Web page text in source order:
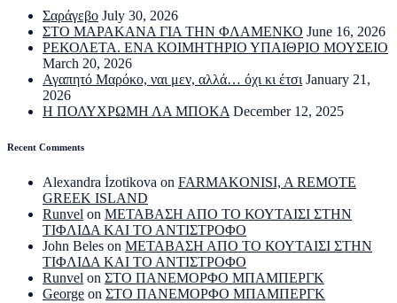
Σαράγεβο July 30, 2026
ΣΤΟ ΜΑΡΑΚΑΝΑ ΓΙΑ ΤΗΝ ΦΛΑΜΕΝΚΟ June 16, 2026
ΡΕΚΟΛΕΤΑ. ΕΝΑ ΚΟΙΜΗΤΗΡΙΟ ΥΠΑΙΘΡΙΟ ΜΟΥΣΕΙΟ
March 20, 2026
Αγαπητό Μαρόκο, ναι μεν, αλλά… όχι κι έτσι January 21,
2026
Η ΠΟΛΥΧΡΩΜΗ ΛΑ ΜΠΟΚΑ December 12, 2025
Recent Comments
Alexandra İzotikova on FARMAKONISI, A REMOTE
GREEK ISLAND
Runvel on ΜΕΤΑΒΑΣΗ ΑΠΟ ΤΟ ΚΟΥΤΑΙΣΙ ΣΤΗΝ
ΤΙΦΛΙΔΑ ΚΑΙ ΤΟ ΑΝΤΙΣΤΡΟΦΟ
John Beles on ΜΕΤΑΒΑΣΗ ΑΠΟ ΤΟ ΚΟΥΤΑΙΣΙ ΣΤΗΝ
ΤΙΦΛΙΔΑ ΚΑΙ ΤΟ ΑΝΤΙΣΤΡΟΦΟ
Runvel on ΣΤΟ ΠΑΝΕΜΟΡΦΟ ΜΠΑΜΠΕΡΓΚ
George on ΣΤΟ ΠΑΝΕΜΟΡΦΟ ΜΠΑΜΠΕΡΓΚ